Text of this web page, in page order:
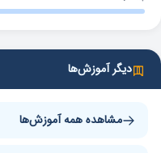
دیگر آموزش‌ها
مشاهده همه آموزش‌ها